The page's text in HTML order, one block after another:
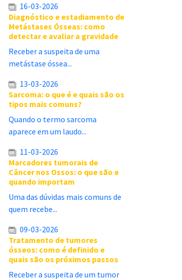
16-03-2026
Diagnóstico e estadiamento de
Metástases Ósseas: como
detectar e avaliar a gravidade
Receber a suspeita de uma
metástase óssea...
13-03-2026
Sarcoma: o que é e quais são os
tipos mais comuns?
Quando o termo sarcoma
aparece em um laudo...
11-03-2026
Marcadores tumorais de
Câncer nos Ossos: o que são e
quando importam
Uma das dúvidas mais comuns de
quem recebe...
09-03-2026
Tratamento de tumores
ósseos: como é definido e
quais são os próximos passos
Receber a suspeita de um tumor